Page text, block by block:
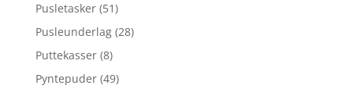
Pusletasker (51)
Pusleunderlag (28)
Puttekasser (8)
Pyntepuder (49)